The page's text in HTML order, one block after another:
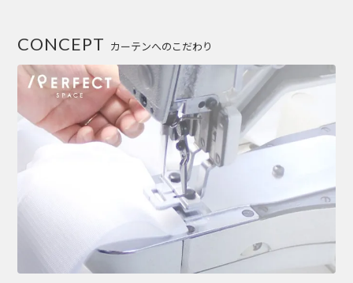
カーテンへのこだわり
CONCEPT